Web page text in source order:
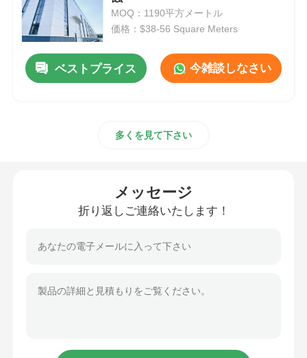
鋼構造の建物
鋼構造ワークショップ
重い鉄骨構造
鋼筋構造橋
鋼構造オフィス
MOQ：1190平方メートル
価格：$38-56 Square Meters
ベストプライス 今雑談しなさい
多くを見て下さい
メッセージ
折り返しご連絡いたします！